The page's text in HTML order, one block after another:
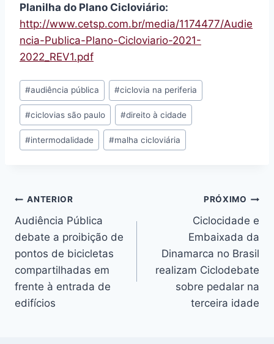
Planilha do Plano Cicloviário:
http://www.cetsp.com.br/media/1174477/Audie
ncia-Publica-Plano-Cicloviario-2021-
2022_REV1.pdf
Tags
do
Post:
#audiência pública #ciclovia na periferia
#ciclovias são paulo #direito à cidade
#intermodalidade #malha cicloviária
Navegação
de
Post
ANTERIOR
Audiência Pública
debate a proibição de
pontos de bicicletas
compartilhadas em
frente à entrada de
edifícios
PRÓXIMO
Ciclocidade e
Embaixada da
Dinamarca no Brasil
realizam Ciclodebate
sobre pedalar na
terceira idade